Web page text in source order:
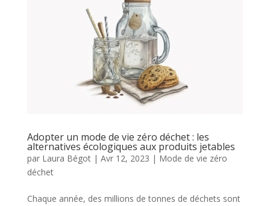
Adopter un mode de vie zéro déchet : les
alternatives écologiques aux produits jetables
par Laura Bégot| Avr 12, 2023 | Mode de vie zéro
déchet
Chaque année, des millions de tonnes de déchets sont